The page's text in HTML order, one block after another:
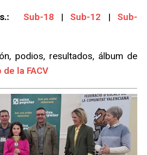
Sub-18 | Sub-12 | Sub-
podios, resultados, álbum de
de la FACV